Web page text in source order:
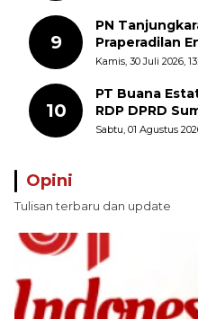
9
PN
Praperadilan
dengan
Kamis, 30 Juli 2026,
10
PT Buana
RDP DPRD
Batas Sepihak
Sabtu, 01 Agustus
Opini
Tulisan terbaru dan update